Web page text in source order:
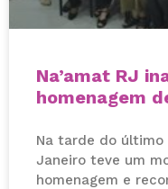
Na’amat RJ
homenagem
Na tarde do último
Janeiro teve um
homenagem e